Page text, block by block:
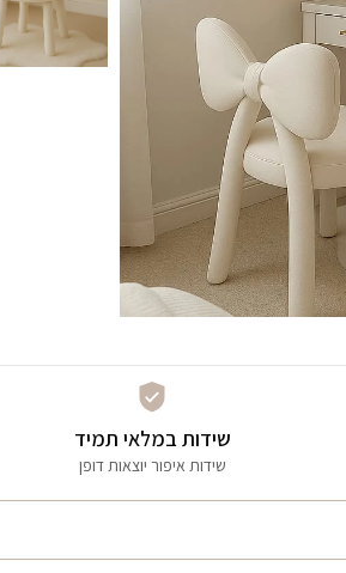
שידות במלאי תמיד
שידות איפור יוצאות דופן